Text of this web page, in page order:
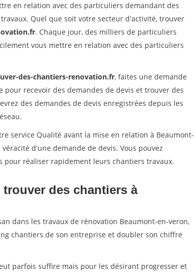
en relation avec des particuliers demandant des
Quel que soit votre secteur d'activité, trouver
. Chaque jour, des milliers de particuliers
vous mettre en relation avec des particuliers
des-chantiers-renovation.fr, faites une demande
recevoir des demandes de devis et trouver des
des demandes de devis enregistrées depuis les
service Qualité avant la mise en relation à Beaumont-
d'une demande de devis. Vous pouvez
pour réaliser rapidement leurs chantiers travaux.
des chantiers à
dans les travaux de rénovation Beaumont-en-veron,
chantiers de son entreprise et doubler son chiffre
parfois suffire mais pour les désirant progresser et